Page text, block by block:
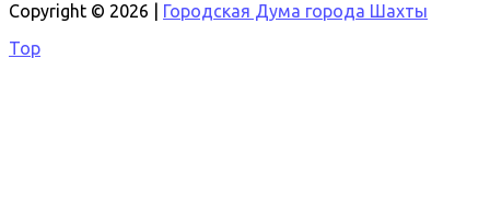
Copyright © 2026 |
Городская Дума города Шахты
Top